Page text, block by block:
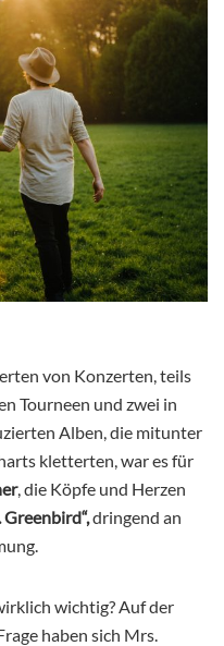
von Konzerten, teils
Tourneen und zwei in
Alben, die mitunter
kletterten, war es für
, die Köpfe und Herzen
Greenbird“,dringend an
wichtig? Auf der
haben sich Mrs.